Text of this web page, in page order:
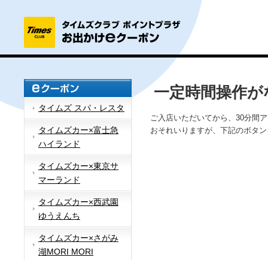
タイムズ スパ・レスタ
タイムズカー×富士急
ハイランド
タイムズカー×東京サ
マーランド
タイムズカー×西武園
ゆうえんち
タイムズカー×さがみ
湖MORI MORI
一定時間操作
ご入店いただいてから、30分間
おそれいりますが、下記のボタ